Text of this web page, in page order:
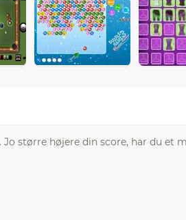
større højere din score, har du et